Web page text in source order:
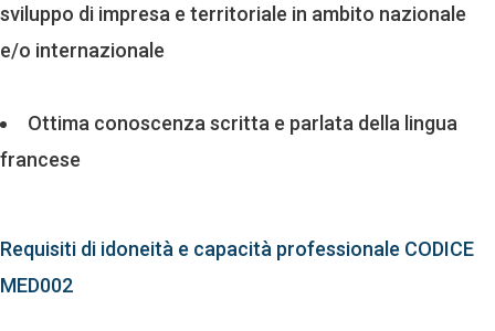
sviluppo di impresa e territoriale in ambito nazionale
e/o internazionale
Ottima conoscenza scritta e parlata della lingua
francese
Requisiti di idoneità e capacità professionale CODICE
MED002